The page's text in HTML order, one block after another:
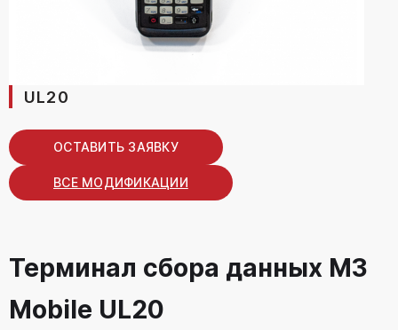
UL20
ОСТАВИТЬ ЗАЯВКУ
ВСЕ МОДИФИКАЦИИ
Терминал сбора данных M3
Mobile UL20